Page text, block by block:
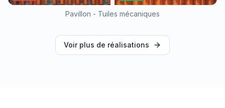
Pavillon - Tuiles mécaniques
Voir plus de réalisations